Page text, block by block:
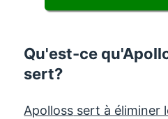
Qu'est-ce
sert?
Apolloss sert à éliminer